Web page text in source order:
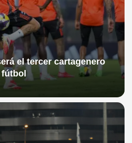
el tercer cartagenero
fútbol